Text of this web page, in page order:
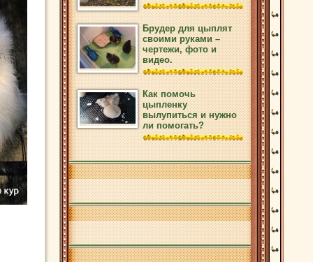
Брудер для цыплят
своими руками –
чертежи, фото и
видео.
Как помочь
цыпленку
вылупиться и нужно
ли помогать?